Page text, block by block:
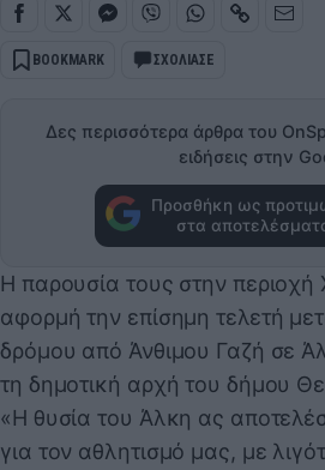
BOOKMARK ΣΧΟΛΙΑΣΕ
Δες περισσότερα άρθρα του
ειδήσεις στην
Προσθήκη ως
στα
Η παρουσία τους στην περιοχή
αφορμή την επίσημη τελετή
δρόμου από Άνθιμου Γαζή σε
τη δημοτική αρχή του δήμου
«Η θυσία του Άλκη ας
για τον αθλητισμό μας, με